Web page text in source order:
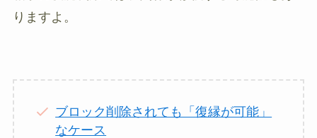
りますよ。
ブロック削除されても「復縁が可能」
なケース